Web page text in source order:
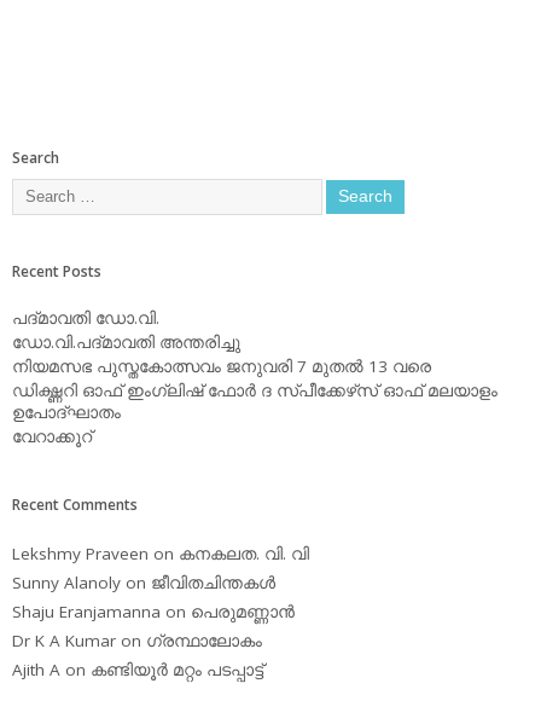
Search
Recent Posts
പദ്മാവതി ഡോ.വി.
ഡോ.വി.പദ്മാവതി അന്തരിച്ചു
നിയമസഭ പുസ്തകോത്സവം ജനുവരി 7 മുതല്‍ 13 വരെ
ഡിക്ഷ്ണറി ഓഫ് ഇംഗ്ലിഷ് ഫോര്‍ ദ സ്പീക്കേഴ്‌സ് ഓഫ് മലയാളം
ഉപോദ്ഘാതം
വേറാക്കൂറ്
Recent Comments
Lekshmy Praveen on കനകലത. വി. വി
Sunny Alanoly on ജീവിതചിന്തകള്‍
Shaju Eranjamanna on പെരുമണ്ണാന്‍
Dr K A Kumar on ഗ്രന്ഥാലോകം
Ajith A on കണ്ടിയൂര്‍ മറ്റം പടപ്പാട്ട്‌